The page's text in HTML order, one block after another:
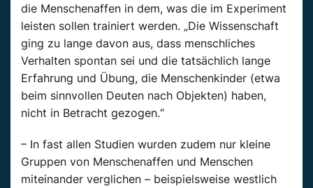
die Menschenaffen in dem, was die im Experiment
leisten sollen trainiert werden. „Die Wissenschaft
ging zu lange davon aus, dass menschliches
Verhalten spontan sei und die tatsächlich lange
Erfahrung und Übung, die Menschenkinder (etwa
beim sinnvollen Deuten nach Objekten) haben,
nicht in Betracht gezogen.“
– In fast allen Studien wurden zudem nur kleine
Gruppen von Menschenaffen und Menschen
miteinander verglichen – beispielsweise westlich